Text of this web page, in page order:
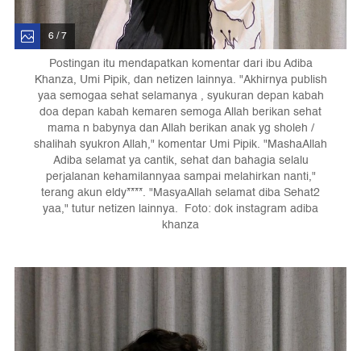
6 / 7
Postingan itu mendapatkan komentar dari ibu Adiba
Khanza, Umi Pipik, dan netizen lainnya. "Akhirnya publish
yaa semogaa sehat selamanya , syukuran depan kabah
doa depan kabah kemaren semoga Allah berikan sehat
mama n babynya dan Allah berikan anak yg sholeh /
shalihah syukron Allah," komentar Umi Pipik. "MashaAllah
Adiba selamat ya cantik, sehat dan bahagia selalu
perjalanan kehamilannyaa sampai melahirkan nanti,"
terang akun eldy****. "MasyaAllah selamat diba Sehat2
yaa," tutur netizen lainnya. Foto: dok instagram adiba
khanza